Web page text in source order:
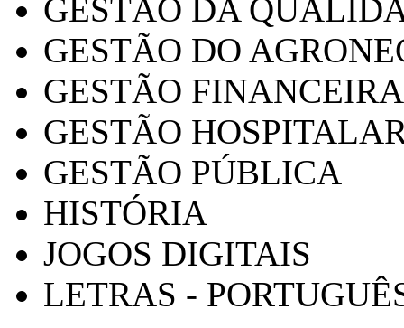
GESTÃO DA
GESTÃO DO
GESTÃO FINANCEIRA
GESTÃO
GESTÃO PÚBLICA
HISTÓRIA
JOGOS DIGITAIS
LETRAS -